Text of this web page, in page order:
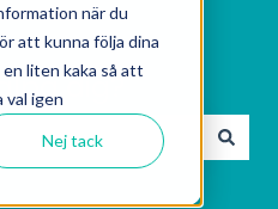
när du
att kunna följa dina
liten kaka så att
igen
Nej tack
dig?
sökfältet är tomt.